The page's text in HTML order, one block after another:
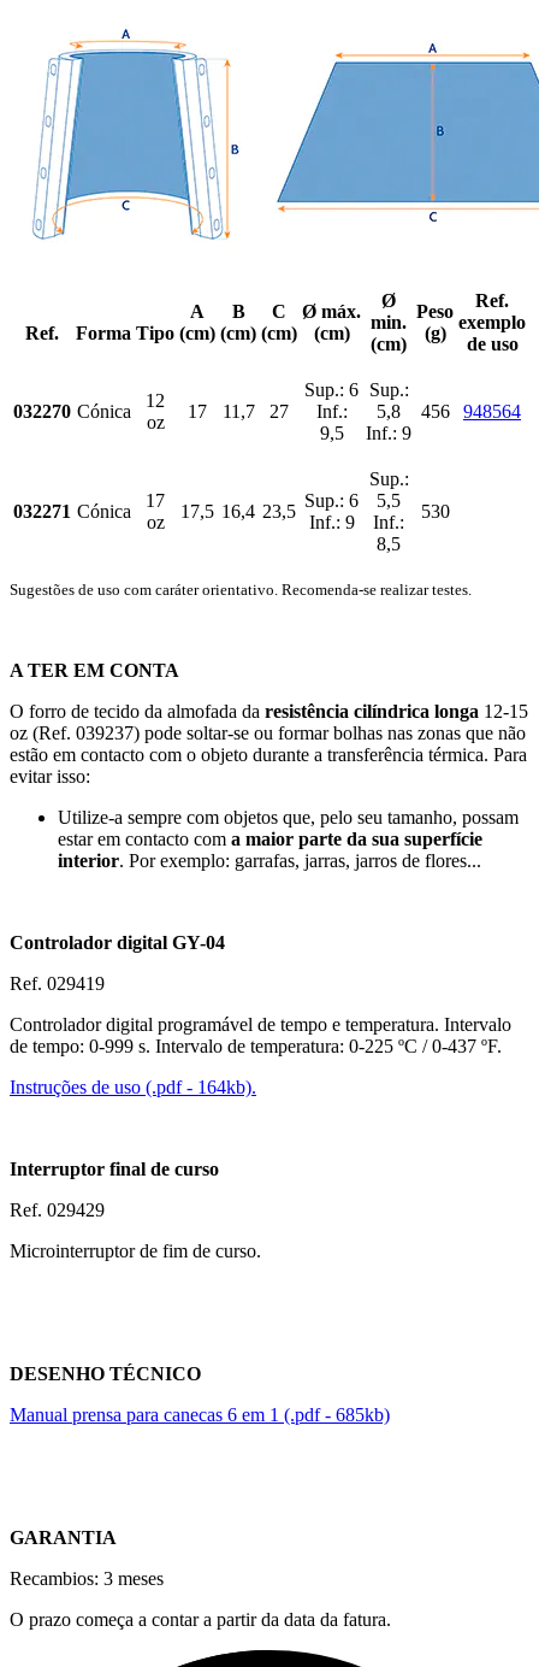
Ref. Forma Tipo
A
(cm)
B
(cm)
C
(cm)
Ø máx.
(cm)
Ø
min.
(cm)
Peso
(g)
Ref.
exemplo
de uso
032270 Cónica
12
oz
17 11,7 27
Sup.: 6
Inf.:
9,5
Sup.:
5,8
Inf.: 9
456 948564
032271 Cónica
17
oz
17,5 16,4 23,5
Sup.: 6
Inf.: 9
Sup.:
5,5
Inf.:
8,5
530
Sugestões de uso com caráter orientativo. Recomenda-se realizar testes.
A TER EM CONTA
O forro de tecido da almofada da resistência cilíndrica longa 12-15
oz (Ref. 039237) pode soltar-se ou formar bolhas nas zonas que não
estão em contacto com o objeto durante a transferência térmica. Para
evitar isso:
Utilize-a sempre com objetos que, pelo seu tamanho, possam
estar em contacto com a maior parte da sua superfície
interior. Por exemplo: garrafas, jarras, jarros de flores...
Controlador digital GY-04
Ref. 029419
Controlador digital programável de tempo e temperatura. Intervalo
de tempo: 0-999 s. Intervalo de temperatura: 0-225 ºC /0-437 ºF.
Instruções de uso (.pdf - 164kb).
Interruptor final de curso
Ref. 029429
Microinterruptor de fim de curso.
DESENHO TÉCNICO
Manual prensa para canecas 6 em 1 (.pdf - 685kb)
GARANTIA
Recambios: 3 meses
O prazo começa a contar a partir da data da fatura.